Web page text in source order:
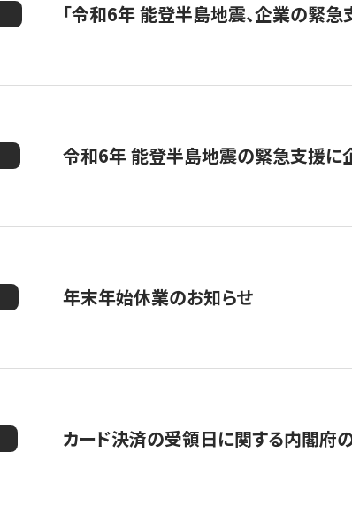
「令和6年 能登半島地震、企業の緊急
令和6年 能登半島地震の緊急支援に
年末年始休業のお知らせ
カード決済の受領日に関する内閣府